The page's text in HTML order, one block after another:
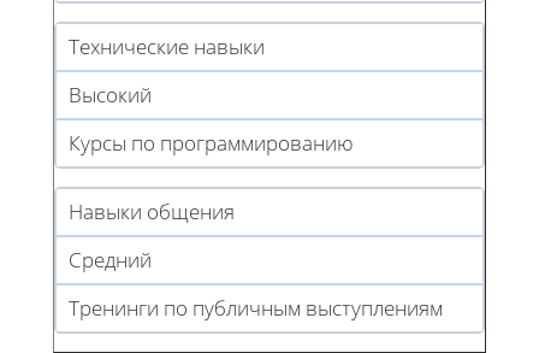
Технические навыки
Высокий
Курсы по программированию
Навыки общения
Средний
Тренинги по публичным выступлениям